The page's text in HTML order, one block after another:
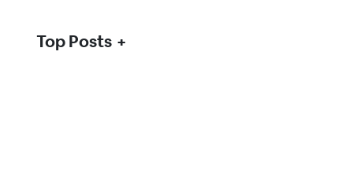
Top Posts